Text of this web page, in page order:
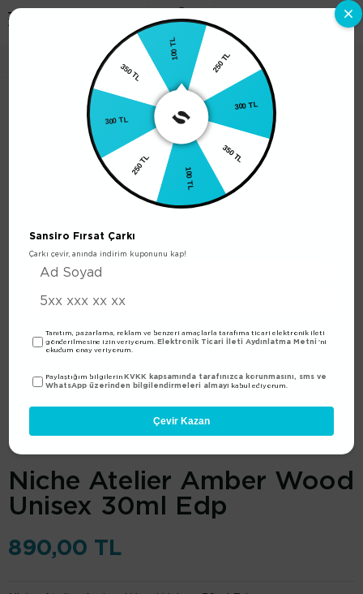
0
Niche Atelier Amber Wood Unisex 30ml Edp
Niche Atelier Amber Wood
Unisex 30ml Edp
890,00 TL
250 TL
350 TL
250 TL
350 TL
Sansiro Fırsat Çarkı
Çarkı çevir, anında indirim kuponunu kap!
Tanıtım, pazarlama, reklam ve benzeri amaçlarla tarafıma ticari elektronik ileti
gönderilmesine izin veriyorum.
Elektronik Ticari İleti Aydınlatma Metni 'ni
okudum onay veriyorum.
Paylaştığım bilgilerin KVKK kapsamında tarafınızca korunmasını, sms ve
WhatsApp üzerinden bilgilendirmeleri almayı
kabul ediyorum.
Çevir Kazan